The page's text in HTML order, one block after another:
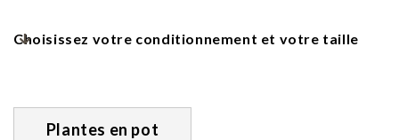
Choisissez votre conditionnement et votre taille
Plantes en pot